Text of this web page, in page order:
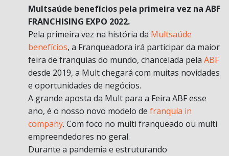
Multsaúde benefícios pela primeira vez na ABF
FRANCHISING EXPO 2022.
Pela primeira vez na história da Multsaúde
benefícios, a Franqueadora irá participar da maior
feira de franquias do mundo, chancelada pela ABF
desde 2019, a Mult chegará com muitas novidades
e oportunidades de negócios.
A grande aposta da Mult para a Feira ABF esse
ano, é o nosso novo modelo de franquia in
company. Com foco no multi franqueado ou multi
empreendedores no geral.
Durante a pandemia e estruturando